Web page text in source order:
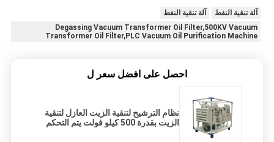
آلة تنقية النفط
آلة تنقية النفط
Degassing Vacuum Transformer Oil Filter,500KV Vacuum
Transformer Oil Filter,PLC Vacuum Oil Purification Machine
احصل على افضل سعر ل
نظام الترشيح لتنقية الزيت العازل لتنقية
الزيت بقدرة 500 كيلو فولت يتم التحكم